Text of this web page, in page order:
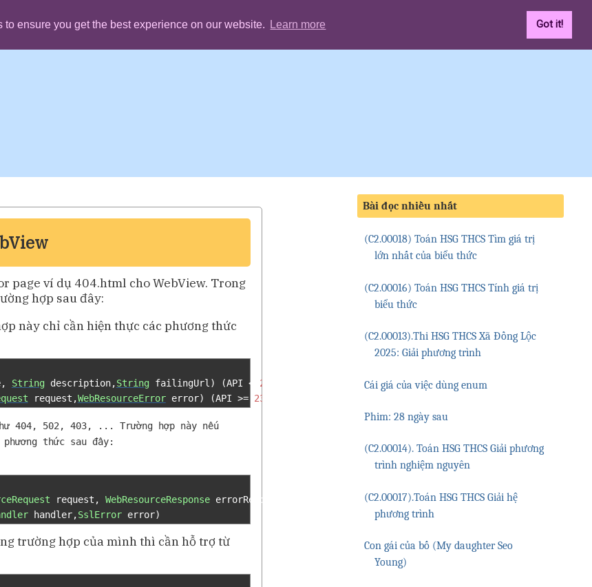
ensure you get the best experience on our website. Learn more Got it!
page ví dụ 404.html cho WebView. Trong
hợp sau đây:
này chỉ cần hiện thực các phương thức
, String description,String failingUrl ) (API < 23
request ,WebResourceError error) (API >= 23
404, 502, 403, ... Trường hợp này nếu
thức sau đây:
request , WebResourceResponse errorResponse
handler,SslError error)
trường hợp của mình thì cần hỗ trợ từ
Bài đọc nhiều nhất
(C2.00018) Toán HSG THCS Tìm giá trị
lớn nhất của biểu thức
(C2.00016) Toán HSG THCS Tính giá trị
biểu thức
(C2.00013).Thi HSG THCS Xã Đồng Lộc
2025: Giải phương trình
Cái giá của việc dùng enum
Phim: 28 ngày sau
(C2.00014). Toán HSG THCS Giải phương
trình nghiệm nguyên
(C2.00017).Toán HSG THCS Giải hệ
phương trình
Con gái của bố (My daughter Seo
Young)